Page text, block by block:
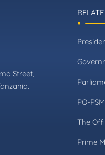
Street,
PO-PSM
The
Prime